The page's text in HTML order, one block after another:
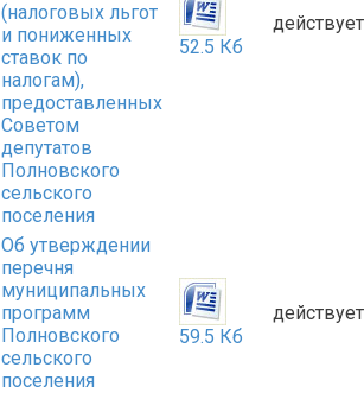
(налоговых льгот
и пониженных
ставок по
налогам),
предоставленных
Советом
депутатов
Полновского
сельского
поселения
52.5 Кб
действует
Об утверждении
перечня
муниципальных
программ
Полновского
сельского
поселения
59.5 Кб
действует